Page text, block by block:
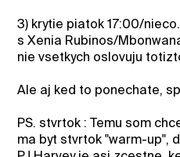
3) krytie piatok 17:00/
s Xenia Rubinos/
nie vsetkych oslovuju
Ale aj ked to ponechate,
PS. stvrtok : Temu som
ma byt stvrtok "warm-up",